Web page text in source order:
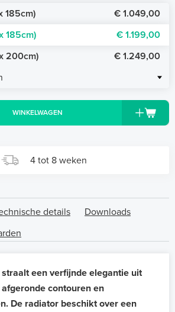
185cm)
€ 1.049,00
185cm)
€ 1.199,00
200cm)
€ 1.249,00
WINKELWAGEN
4 tot 8 weken
details
Downloads
een verfijnde elegantie uit
contouren en
De radiator beschikt over een